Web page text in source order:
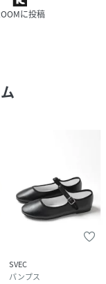
学繊維/【ソー
性質」
素材です。
に投稿
SVEC
パンプス